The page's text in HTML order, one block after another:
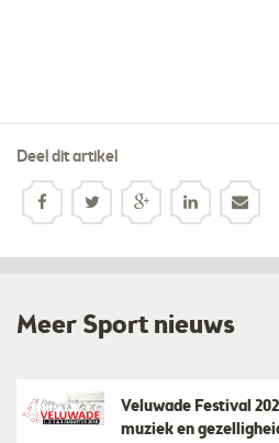
Deel dit artikel
Meer Sport nieuws
Veluwade Festival
muziek en